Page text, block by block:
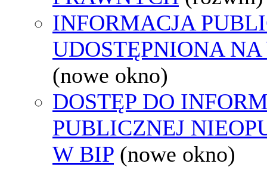
INFORMACJA
UDOSTĘPNIONA
(nowe okno)
DOSTĘP DO
PUBLICZNEJ
W BIP (nowe okno)